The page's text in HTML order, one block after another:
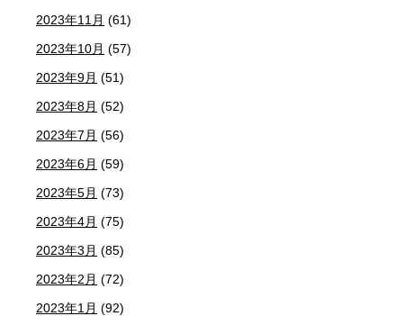
2023年11月 (61)
2023年10月 (57)
2023年9月 (51)
2023年8月 (52)
2023年7月 (56)
2023年6月 (59)
2023年5月 (73)
2023年4月 (75)
2023年3月 (85)
2023年2月 (72)
2023年1月 (92)